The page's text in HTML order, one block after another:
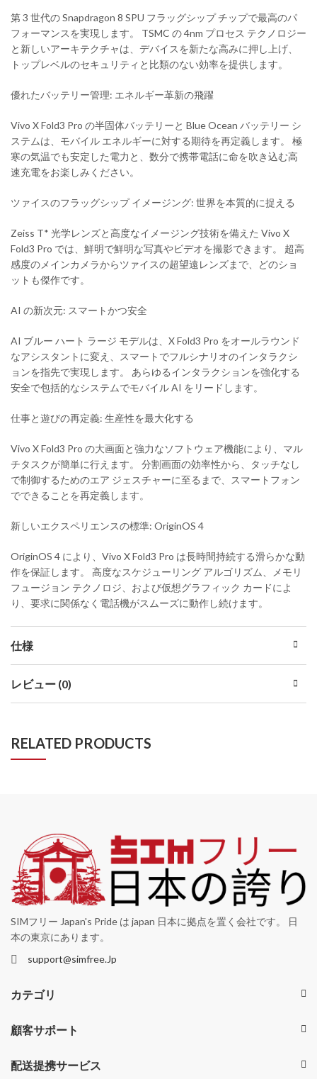
第 3 世代の Snapdragon 8 SPU フラッグシップ チップで最高のパ
フォーマンスを実現します。 TSMC の 4nm プロセス テクノロジー
と新しいアーキテクチャは、デバイスを新たな高みに押し上げ、
トップレベルのセキュリティと比類のない効率を提供します。
優れたバッテリー管理: エネルギー革新の飛躍
Vivo X Fold3 Pro の半固体バッテリーと Blue Ocean バッテリー シ
ステムは、モバイル エネルギーに対する期待を再定義します。 極
寒の気温でも安定した電力と、数分で携帯電話に命を吹き込む高
速充電をお楽しみください。
ツァイスのフラッグシップ イメージング: 世界を本質的に捉える
Zeiss T* 光学レンズと高度なイメージング技術を備えた Vivo X
Fold3 Pro では、鮮明で鮮明な写真やビデオを撮影できます。 超高
感度のメインカメラからツァイスの超望遠レンズまで、どのショ
ットも傑作です。
AI の新次元: スマートかつ安全
AI ブルー ハート ラージ モデルは、X Fold3 Pro をオールラウンド
なアシスタントに変え、スマートでフルシナリオのインタラクシ
ョンを指先で実現します。 あらゆるインタラクションを強化する
安全で包括的なシステムでモバイル AI をリードします。
仕事と遊びの再定義: 生産性を最大化する
Vivo X Fold3 Pro の大画面と強力なソフトウェア機能により、マル
チタスクが簡単に行えます。 分割画面の効率性から、タッチなし
で制御するためのエア ジェスチャーに至るまで、スマートフォン
でできることを再定義します。
新しいエクスペリエンスの標準: OriginOS 4
OriginOS 4 により、Vivo X Fold3 Pro は長時間持続する滑らかな動
作を保証します。 高度なスケジューリング アルゴリズム、メモリ
フュージョン テクノロジ、および仮想グラフィック カードによ
り、要求に関係なく電話機がスムーズに動作し続けます。
仕様
レビュー (0)
RELATED PRODUCTS
SIMフリー Japan's Pride は japan 日本に拠点を置く会社です。 日
本の東京にあります。
support@simfree.Jp
カテゴリ
顧客サポート
配送提携サービス